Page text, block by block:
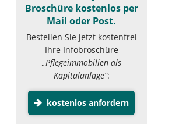
Broschüre kostenlos per
Mail oder Post.
Bestellen Sie jetzt kostenfrei
Ihre Infobroschüre
„Pflegeimmobilien als
Kapitalanlage”:
kostenlos anfordern